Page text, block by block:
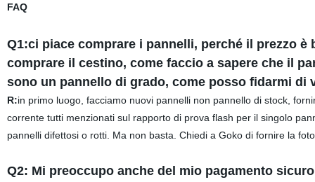
FAQ
Q1:ci piace comprare i pannelli, perché il prezzo
comprare il cestino, come faccio a sapere che il
sono un pannello di grado, come posso fidarmi di
R:in primo luogo, facciamo nuovi pannelli non pannello di stock,
corrente tutti menzionati sul rapporto di prova flash per il singolo
pannelli difettosi o rotti. Ma non basta. Chiedi a Goko di fornire la
Q2: Mi preoccupo anche del mio pagamento